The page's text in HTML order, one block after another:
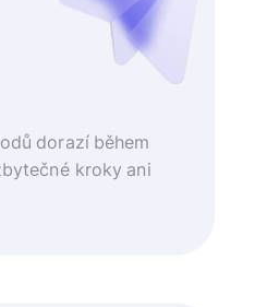
dorazí během
kroky ani